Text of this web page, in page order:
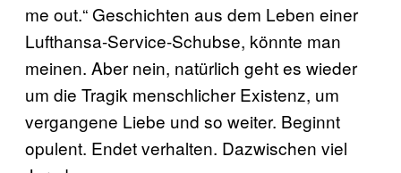
me out.“ Geschichten aus dem Leben einer
Lufthansa-Service-Schubse, könnte man
meinen. Aber nein, natürlich geht es wieder
um die Tragik menschlicher Existenz, um
vergangene Liebe und so weiter. Beginnt
opulent. Endet verhalten. Dazwischen viel